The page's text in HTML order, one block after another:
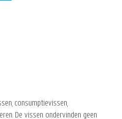
consumptievissen,
De vissen ondervinden geen